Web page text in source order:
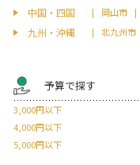
中国・四国 岡山市
九州・沖縄 北九州市
予算で探す
3,000円以下
4,000円以下
5,000円以下